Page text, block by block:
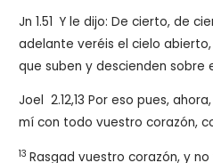
Jn 1.51 Y le dijo: De cierto, de
adelante veréis el cielo
que suben y descienden sobre
Joel 2.12,13Por eso pues,
mí con todo vuestro corazón,
13Rasgad vuestro corazón, y